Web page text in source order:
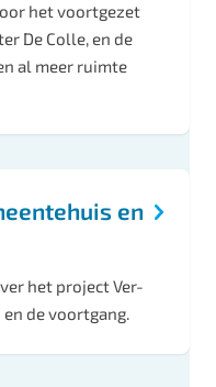
het voortgezet
De Colle, en de
al meer ruimte
en
het project Ver-
de voortgang.